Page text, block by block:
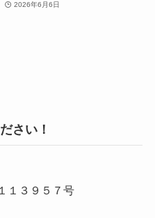
2026年6月6日
さい！
１３９５７号